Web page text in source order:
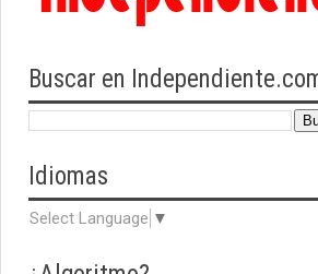
Buscar en
Idiomas
Select Language ▼